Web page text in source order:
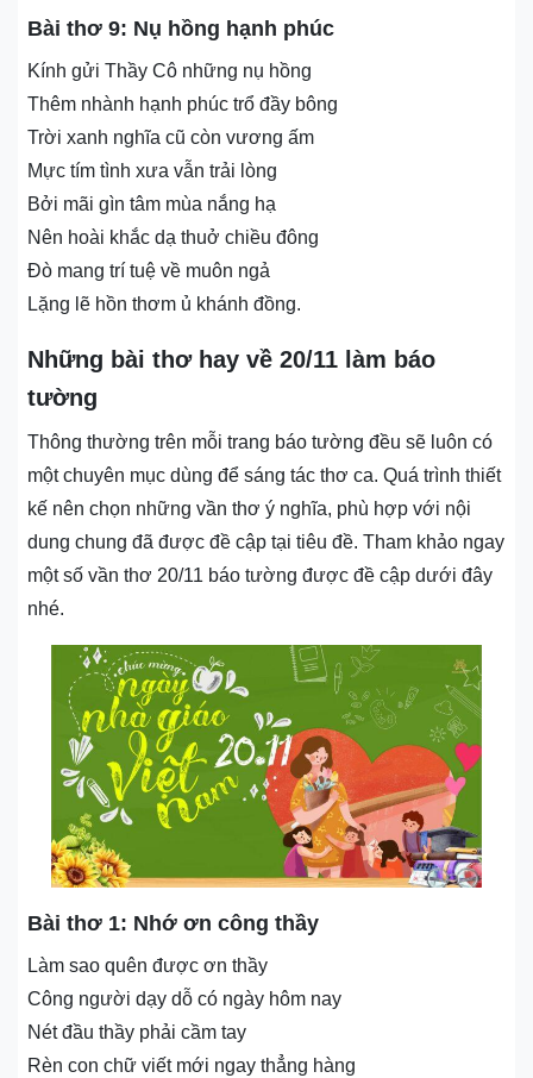
Bài thơ 9: Nụ hồng hạnh phúc
Kính gửi Thầy Cô những nụ hồng
Thêm nhành hạnh phúc trổ đầy bông
Trời xanh nghĩa cũ còn vương ấm
Mực tím tình xưa vẫn trải lòng
Bởi mãi gìn tâm mùa nắng hạ
Nên hoài khắc dạ thuở chiều đông
Đò mang trí tuệ về muôn ngả
Lặng lẽ hồn thơm ủ khánh đồng.
Những bài thơ hay về 20/11 làm báo
tường
Thông thường trên mỗi trang báo tường đều sẽ luôn có
một chuyên mục dùng để sáng tác thơ ca. Quá trình thiết
kế nên chọn những vần thơ ý nghĩa, phù hợp với nội
dung chung đã được đề cập tại tiêu đề. Tham khảo ngay
một số vần thơ 20/11 báo tường được đề cập dưới đây
nhé.
Bài thơ 1: Nhớ ơn công thầy
Làm sao quên được ơn thầy
Công người dạy dỗ có ngày hôm nay
Nét đầu thầy phải cầm tay
Rèn con chữ viết mới ngay thẳng hàng